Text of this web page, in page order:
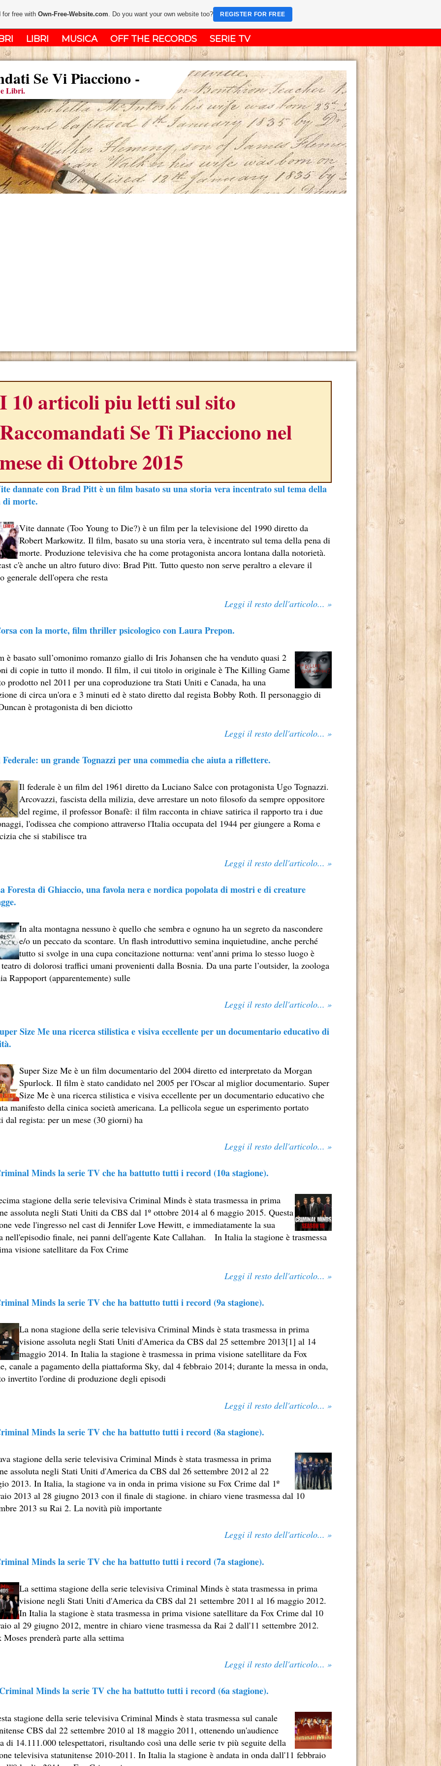
LIBRI MUSICA OFF THE RECORDS SERIE TV
Se Vi Piacciono -
Libri.
EDIZIONE DEL PREMIO STREGA.
ORMAI NON PIU ESORDIENTE, BENSI AMPIAMENTE RADICATO NEL NOSTRO PAESE.
RAPPRESENTA L'ESORDIO ENIGMATICO E AVVINCENTE DI MARCELLO SIMONI.
RACCOMANDATI SE TI PIACCIONO NEL MESE DI APRILE 2013.
CAPITOLO DI QUELLA CHE DOVREBBE ESSERE LA QUADRILOGIA DI CARLOS RUIZ ZAFÓN.
IN OLTRE 40 LINGUE, LE SUE OPERE HANNO CONQUISTATO MILIONI DI LETTORI E NUMEROSI PREMI NEI CINQUE
LIBRO CAMPIONE DI VENDITE, IL CACCIATORE DI AQUILONI.
LIBRO DI JEFFERY DEAVER DEDICATO AL CRIMINOLOGO TETRAPLEGICO LINCOLN RHYME.
ATIPICO, UN VIAGGIO INTERIORE DI ISABEL ALLENDE NELL'INCONTAMINATO ARCIPELAGO DI CHILOÉ.
LATINOAMERICANE DI MAGGIOR SUCCESSO AL MONDO.
UNO PSICOPATICO ASSOLDATO DAL POTERE PER POTER INCASTRARE UN PEZZO GROSSO DELLA MAFIA
RISIEDE QUASI ESCLUSIVAMENTE NELLA SUA ENORME CAPACITÀ DI CONTROLLARE “LA SCRITTURA”.
RACCOMANDATI SE TI PIACCIONO NEL MESE DI MAGGIO 2013.
LE MINACCE E LA VITA SOTTO SCORTA.
ECONOMICO E NEL SOGNO DI DOMINIO DELLA CAMORRA.
STATI UTILIZZATI 40 MILIONI DI INSETTI APPOSITAMENTE ALLEVATI.
NELLA CULTURA CONTEMPORANEA.
II: THE DARK SECRET – RHAPSODY OF FIRE.
(2A PARTE).
(1A PARTE).
RACCOMANDATI SE TI PIACCIONO NEL MESE DI LUGLIO 2013.
THRILLER E SUSPENSE A CUI FA DA SFONDO IL RETROSCENA DELLA POLITICA (1A STAGIONE).
THRILLER E SUSPENSE A CUI FA DA SFONDO IL RETROSCENA DELLA POLITICA (2A STAGIONE).
RACCOMANDATI SE TI PIACCIONO NEL MESE DI SETTEMBRE 2013.
RACCOMANDATI SE TI PIACCIONO NEL MESE DI DICEMBRE 2013.
MARTIN SCORSESE
UN MONDO MIGLIORE.
DI DAVID LYNCH
UN THRILLER CLASSICO
STORY, CONSIDERABILE UN ESEMPIO DI FILM NOIR MODERNO
PARZIALE, TROPPO PARZIALE.
DECENNI È RIUSCITO A TENERE ALTO IL PROPRIO NOME, È ANCHE MERITO DI MARCO TULLIO GIORDANA.
DI PIÙ NELLA STORIA DEL CINEMA
DELLA COSIDDETTA TRILOGIA SULLA MORTE
RACCOMANDATI SE TI PIACCIONO NEL MESE DI APRILE 2014.
I 10 articoli piu letti sul sito
Raccomandati Se Ti Piacciono nel
mese di Ottobre 2015
dannate con Brad Pitt è un film basato su una storia vera incentrato sul tema della
di morte.
Vite dannate (Too Young to Die?) è un film per la televisione del 1990 diretto da
Robert Markowitz. Il film, basato su una storia vera, è incentrato sul tema della pena di
morte. Produzione televisiva che ha come protagonista ancora lontana dalla notorietà.
c'è anche un altro futuro divo: Brad Pitt. Tutto questo non serve peraltro a elevare il
generale dell'opera che resta
Leggi il resto dell'articolo... »
con la morte, film thriller psicologico con Laura Prepon.
è basato sull’omonimo romanzo giallo di Iris Johansen che ha venduto quasi 2
di copie in tutto il mondo. Il film, il cui titolo in originale è The Killing Game
prodotto nel 2011 per una coproduzione tra Stati Uniti e Canada, ha una
di circa un'ora e 3 minuti ed è stato diretto dal regista Bobby Roth. Il personaggio di
è protagonista di ben diciotto
Leggi il resto dell'articolo... »
un grande Tognazzi per una commedia che aiuta a riflettere.
Il federale è un film del 1961 diretto da Luciano Salce con protagonista Ugo Tognazzi.
Arcovazzi, fascista della milizia, deve arrestare un noto filosofo da sempre oppositore
del regime, il professor Bonafè: il film racconta in chiave satirica il rapporto tra i due
l'odissea che compiono attraverso l'Italia occupata del 1944 per giungere a Roma e
che si stabilisce tra
Leggi il resto dell'articolo... »
Foresta di Ghiaccio, una favola nera e nordica popolata di mostri e di creature
In alta montagna nessuno è quello che sembra e ognuno ha un segreto da nascondere
e/o un peccato da scontare. Un flash introduttivo semina inquietudine, anche perché
tutto si svolge in una cupa concitazione notturna: vent’anni prima lo stesso luogo è
teatro di dolorosi traffici umani provenienti dalla Bosnia. Da una parte l’outsider, la zoologa
Rappoport (apparentemente) sulle
Leggi il resto dell'articolo... »
Size Me una ricerca stilistica e visiva eccellente per un documentario educativo di
Super Size Me è un film documentario del 2004 diretto ed interpretato da Morgan
Spurlock. Il film è stato candidato nel 2005 per l'Oscar al miglior documentario. Super
Size Me è una ricerca stilistica e visiva eccellente per un documentario educativo che
manifesto della cinica società americana. La pellicola segue un esperimento portato
dal regista: per un mese (30 giorni) ha
Leggi il resto dell'articolo... »
Minds la serie TV che ha battutto tutti i record (10a stagione).
stagione della serie televisiva Criminal Minds è stata trasmessa in prima
assoluta negli Stati Uniti da CBS dal 1º ottobre 2014 al 6 maggio 2015. Questa
vede l'ingresso nel cast di Jennifer Love Hewitt, e immediatamente la sua
nell'episodio finale, nei panni dell'agente Kate Callahan. In Italia la stagione è trasmessa
visione satellitare da Fox Crime
Leggi il resto dell'articolo... »
Minds la serie TV che ha battutto tutti i record (9a stagione).
La nona stagione della serie televisiva Criminal Minds è stata trasmessa in prima
visione assoluta negli Stati Uniti d'America da CBS dal 25 settembre 2013[1] al 14
maggio 2014. In Italia la stagione è trasmessa in prima visione satellitare da Fox
canale a pagamento della piattaforma Sky, dal 4 febbraio 2014; durante la messa in onda,
invertito l'ordine di produzione degli episodi
Leggi il resto dell'articolo... »
Minds la serie TV che ha battutto tutti i record (8a stagione).
stagione della serie televisiva Criminal Minds è stata trasmessa in prima
assoluta negli Stati Uniti d'America da CBS dal 26 settembre 2012 al 22
2013. In Italia, la stagione va in onda in prima visione su Fox Crime dal 1º
2013 al 28 giugno 2013 con il finale di stagione. in chiaro viene trasmessa dal 10
2013 su Rai 2. La novità più importante
Leggi il resto dell'articolo... »
Minds la serie TV che ha battutto tutti i record (7a stagione).
La settima stagione della serie televisiva Criminal Minds è stata trasmessa in prima
visione negli Stati Uniti d'America da CBS dal 21 settembre 2011 al 16 maggio 2012.
In Italia la stagione è stata trasmessa in prima visione satellitare da Fox Crime dal 10
al 29 giugno 2012, mentre in chiaro viene trasmessa da Rai 2 dall'11 settembre 2012.
Moses prenderà parte alla settima
Leggi il resto dell'articolo... »
Criminal Minds la serie TV che ha battutto tutti i record (6a stagione).
stagione della serie televisiva Criminal Minds è stata trasmessa sul canale
CBS dal 22 settembre 2010 al 18 maggio 2011, ottenendo un'audience
di 14.111.000 telespettatori, risultando così una delle serie tv più seguite della
televisiva statunitense 2010-2011. In Italia la stagione è andata in onda dall'11 febbraio
for free withOwn-Free-Website.com. Do you want your own website too? REGISTER FOR FREE